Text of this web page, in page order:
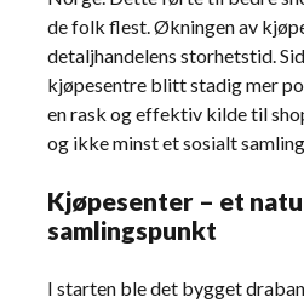
de folk flest. Økningen av
detaljhandelens storhetstid.
kjøpesentre blitt stadig mer
en rask og effektiv kilde til
og ikke minst et sosialt
Kjøpesenter – et
samlingspunkt
I starten ble det bygget